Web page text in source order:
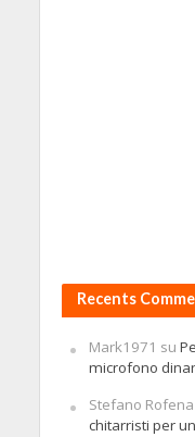
Recents
Mark1971 su
microfono
Stefano Rofena
chitarristi per